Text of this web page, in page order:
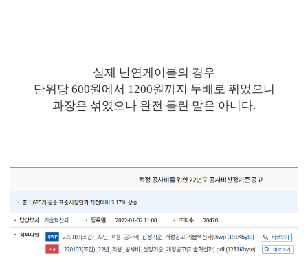
실제 난연케이블의 경우
단위당 600원에서 1200원까지 두배로 뛰었으니
과장은 섞였으나 완전 틀린 말은 아니다.